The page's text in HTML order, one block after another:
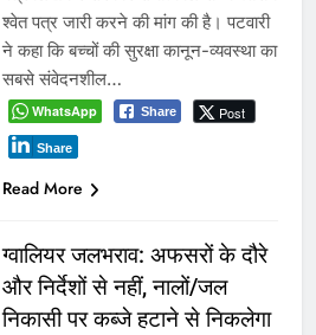
श्वेत पत्र जारी करने की मांग की है। पटवारी
ने कहा कि बच्चों की सुरक्षा कानून-व्यवस्था का
सबसे संवेदनशील…
WhatsApp Share Post
Share
Read More
ग्वालियर जलभराव: अफसरों के दौरे
और निर्देशों से नहीं, नालों/जल
निकासी पर कब्जे हटाने से निकलेगा